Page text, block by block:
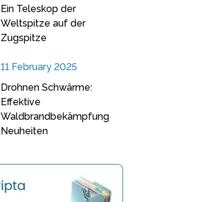
Ein Teleskop der
Weltspitze auf der
Zugspitze
11 February 2025
Drohnen Schwärme:
Effektive
Waldbrandbekämpfung
Neuheiten